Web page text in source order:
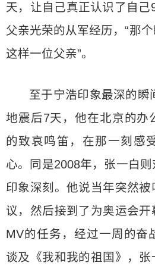
天，让自己真正认识了自己
父亲光荣的从军经历，“那
这样一位父亲”。
至于宁浩印象最深的瞬
地震后7天，他在北京的办
的致哀鸣笛，在那一刻感
心。同是2008年，张一白
印象深刻。他说当年突然
议，然后接到了为奥运会开
MV的任务，经过一周的奋
谈及《我和我的祖国》，